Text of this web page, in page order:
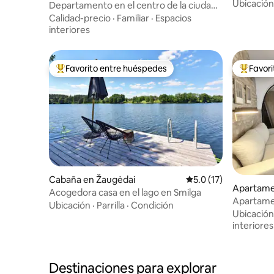
s
Departamento en el centro de la ciudad ·
Balcón con vista al parque ·
Estacionamiento gratuito
Calidad-precio · Familiar · Espacios
interiores
Ubicación
Favorito entre huéspedes preferido
Favorito entre huéspedes
Cabaña en Žaugėdai Calificación
5.0 (17)
Acogedora casa en el lago en Smilga
Ubicación · Parrilla · Condición
antiguo
Ubicación
interiores
Destinaciones para explorar